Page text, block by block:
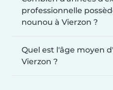
professionnelle
nounou à Vierzon ?
Quel est l'âge moyen
Vierzon ?